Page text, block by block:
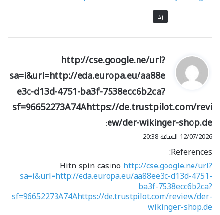
رد
ي
و
ل
http://cse.google.ne/url?
sa=i&url=http://eda.europa.eu/aa88e
e3c-d13d-4751-ba3f-7538ecc6b2ca?
sf=96652273A74Ahttps://de.trustpilot.com/revi
ew/der-wikinger-shop.de
:
12/07/2026 الساعة 20:38
References:
Hitn spin casino http://cse.google.ne/url?
sa=i&url=http://eda.europa.eu/aa88ee3c-d13d-4751-
ba3f-7538ecc6b2ca?
sf=96652273A74Ahttps://de.trustpilot.com/review/der-
wikinger-shop.de